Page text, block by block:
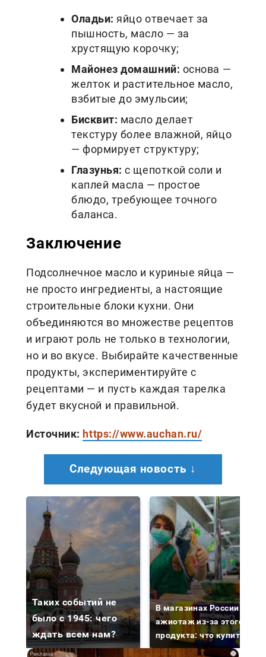
Оладьи: яйцо отвечает за
пышность, масло — за
хрустящую корочку;
Майонез домашний: основа —
желток и растительное масло,
взбитые до эмульсии;
Бисквит: масло делает
текстуру более влажной, яйцо
— формирует структуру;
Глазунья: с щепоткой соли и
каплей масла — простое
блюдо, требующее точного
баланса.
Заключение
Подсолнечное масло и куриные яйца —
не просто ингредиенты, а настоящие
строительные блоки кухни. Они
объединяются во множестве рецептов
и играют роль не только в технологии,
но и во вкусе. Выбирайте качественные
продукты, экспериментируйте с
рецептами — и пусть каждая тарелка
будет вкусной и правильной.
Источник: https://www.auchan.ru/
Следующая новость ↓
Таких событий не
было с 1945: чего
ждать всем нам?
В магазинах России
ажиотаж из-за этого
продукта: что купить?
i